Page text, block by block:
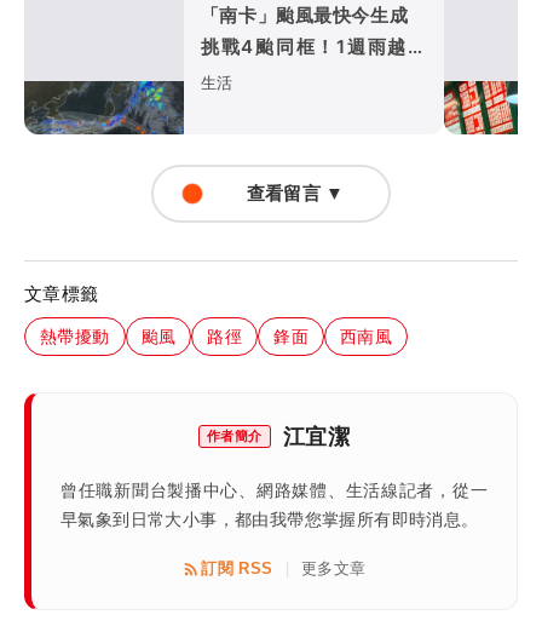
「南卡」颱風最快今生成
挑戰4颱同框！1週雨越下
越大
生活
查看留言 ▼
文章標籤
熱帶擾動 颱風 路徑 鋒面 西南風
作者簡介 江宜潔
曾任職新聞台製播中心、網路媒體、生活線記者，從一
早氣象到日常大小事，都由我帶您掌握所有即時消息。
訂閱 RSS 更多文章